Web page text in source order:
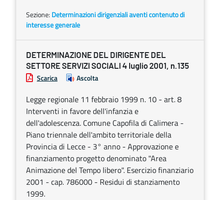
Sezione: Determinazioni dirigenziali aventi contenuto di
interesse generale
DETERMINAZIONE DEL DIRIGENTE DEL
SETTORE SERVIZI SOCIALI 4 luglio 2001, n.135
Scarica Ascolta
Legge regionale 11 febbraio 1999 n. 10 - art. 8
Interventi in favore dell'infanzia e
dell'adolescenza. Comune Capofila di Calimera -
Piano triennale dell'ambito territoriale della
Provincia di Lecce - 3° anno - Approvazione e
finanziamento progetto denominato "Area
Animazione del Tempo libero". Esercizio finanziario
2001 - cap. 786000 - Residui di stanziamento
1999.